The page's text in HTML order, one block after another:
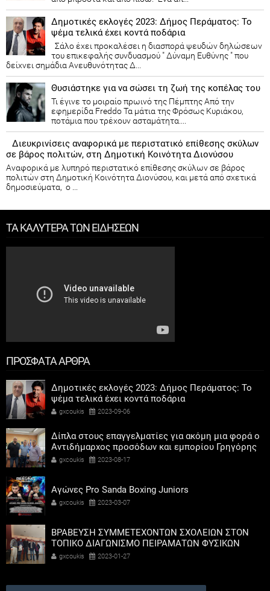
Δημοτικές εκλογές 2023: Δήμος Περάματος: Το
ψέμα τελικά έχει κοντά ποδάρια
Σάλο έχει προκαλέσει η διασπορά ψευδών δηλώσεων
του επικεφαλής συνδυασμού " Δύναμη Ευθύνης " που
δείχνει σημάδια Ανευθυνότητας Δ...
Θυσιάστηκε για να σώσει τη ζωή της κοπέλας του
Τι έγινε το μοιραίο πρωινό της Πέμπτης Από την
εφημερίδα Freddo Τα μάτια της Φρόσως Κυριάκου,
ποτάμια που τρέχουν ασταμάτητα....
Διευκρινίσεις αναφορικά με περιστατικό επίθεσης σκύλων
σε βάρος πολιτών, στη Δημοτική Κοινότητα Διονύσου
Αναφορικά με λυπηρό περιστατικό επίθεσης σκύλων σε βάρος
πολιτών στη Δημοτική Κοινότητα Διονύσου, και μετά από σχετικά
δημοσιεύματα, ο ...
ΤΑ ΚΑΛΥΤΕΡΑ ΤΩΝ ΕΙΔΗΣΕΩΝ
ΠΡΟΣΦΑΤΑ ΑΡΘΡΑ
Δημοτικές εκλογές 2023: Δήμος Περάματος: Το
ψέμα τελικά έχει κοντά ποδάρια
gxcoukis 2023-09-06
Δίπλα στους επαγγελματίες για ακόμη μια φορά ο
Αντιδήμαρχος προσόδων και εμπορίου Γρηγόρης
Καψοκόλης
gxcoukis 2023-08-17
Αγώνες Pro Sanda Boxing Juniors
gxcoukis 2023-03-07
ΒΡΑΒΕΥΣΗ ΣΥΜΜΕΤΕΧΟΝΤΩΝ ΣΧΟΛΕΙΩΝ ΣΤΟΝ
ΤΟΠΙΚΟ ΔΙΑΓΩΝΙΣΜΟ ΠΕΙΡΑΜΑΤΩΝ ΦΥΣΙΚΩΝ
ΕΠΙΣΤΗΜΩΝ
gxcoukis 2023-01-27